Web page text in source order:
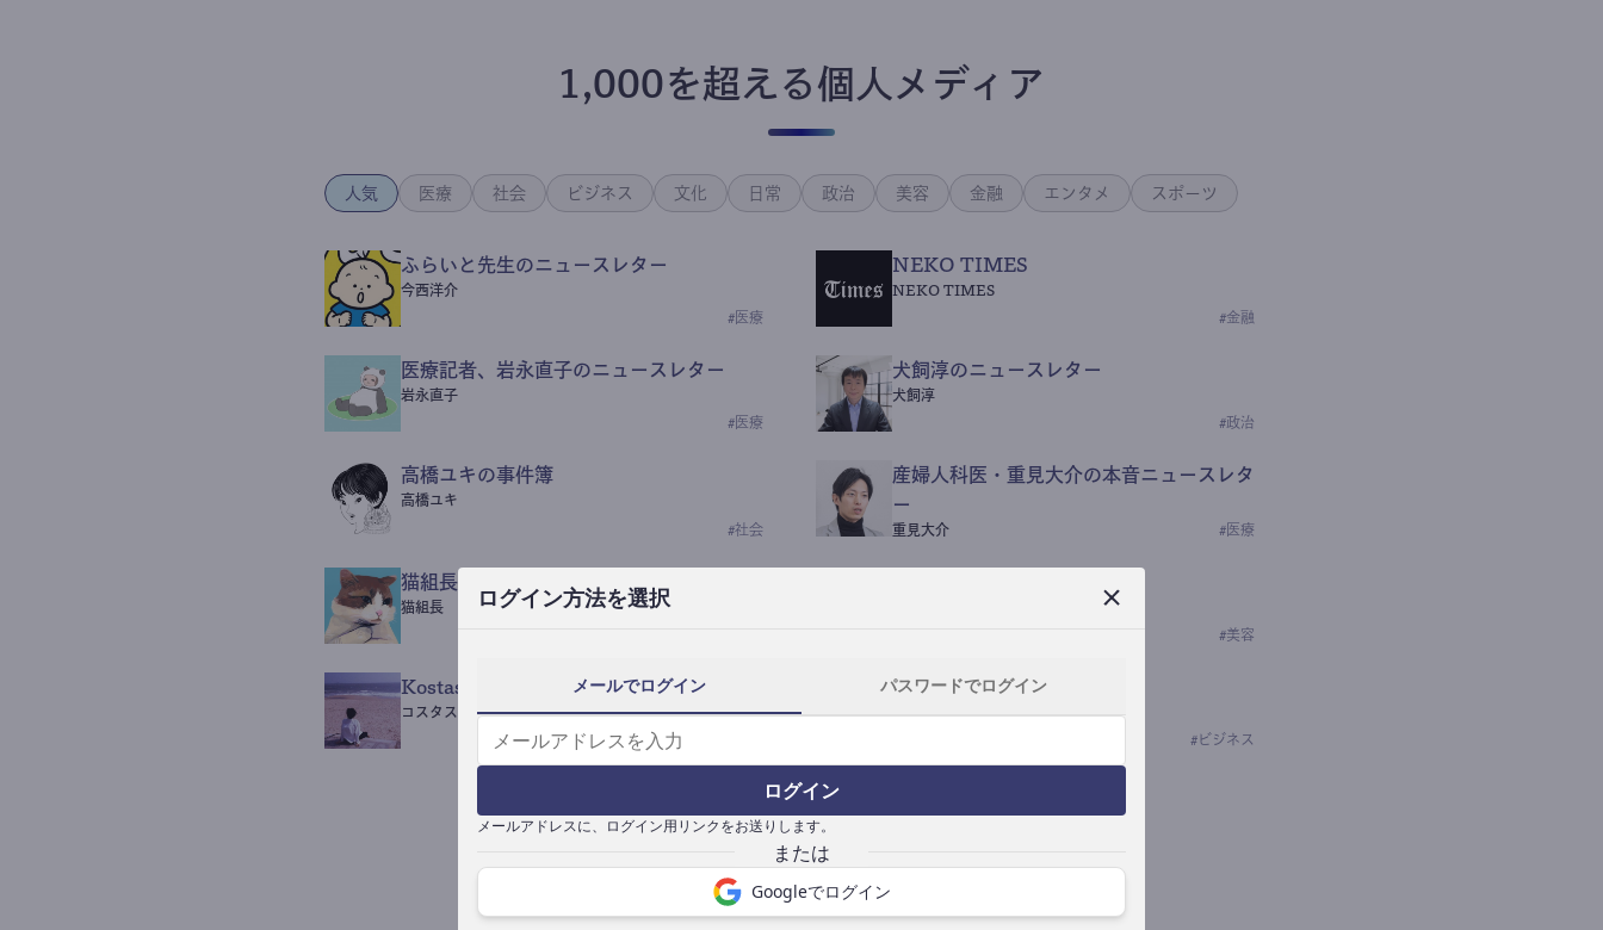
ログイン方法を選択
メールでログイン パスワードでログイン
ログイン
メールアドレスに、ログイン用リンクをお送りします。
Googleでログイン
1,000を超える個人メディア
人気 医療 社会 ビジネス 文化 日常 政治 美容 金融 エンタメ スポーツ
ふらいと先生のニュースレター
今西洋介
# 医療
NEKO TIMES
NEKO TIMES
#金融
医療記者、岩永直子のニュースレター
岩永直子
# 医療
犬飼淳のニュースレター
犬飼淳
#政治
高橋ユキの事件簿
高橋ユキ
#社会
産婦人科医・重見大介の本音ニュースレタ
ー
重見大介 # 医療
猫組長POST
猫組長
なつなつ（化粧品・皮膚科学の研究者）
#美容
Kostas Beauty News
コスタス
ｺｯｶﾗSaaS
# ビジネス
書き手になる